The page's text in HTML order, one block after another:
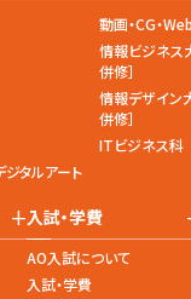
動画・CG・
情報ビジネス
併修］
情報デザイン
併修］
ITビジネス科
タルアート
+入試・学費
AO入試について
入試・学費